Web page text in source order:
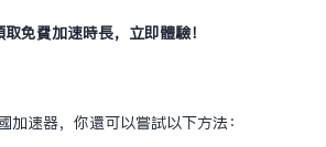
免费加速时长，立即体验！
速器，你还可以尝试以下方法：